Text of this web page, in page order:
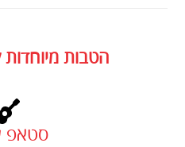
הטבות מיוחדות
סטאפ